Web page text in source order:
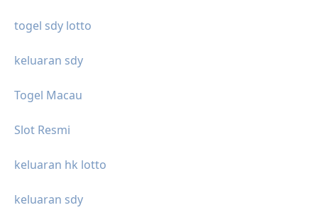
togel sdy lotto
keluaran sdy
Togel Macau
Slot Resmi
keluaran hk lotto
keluaran sdy